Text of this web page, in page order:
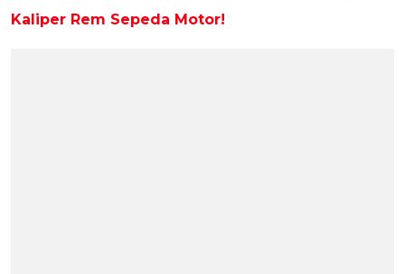
Kaliper Rem Sepeda Motor!